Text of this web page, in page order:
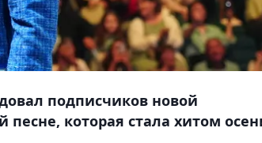
подписчиков новой
которая стала хитом